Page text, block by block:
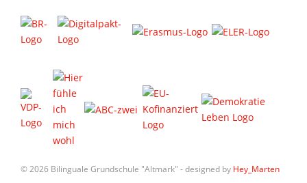
© 2026 Bilinguale Grundschule "Altmark" - designed by Hey_Marten